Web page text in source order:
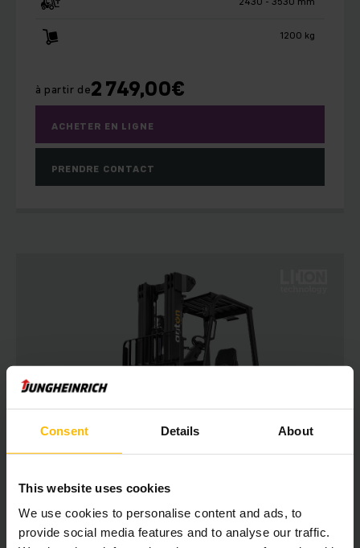
Consent Details About
This website uses cookies
We use cookies to personalise content and ads, to
provide social media features and to analyse our traffic.
1200 kg
à partir de €
2 749,00
ACHETER EN LIGNE
PRENDRE CONTACT
Chariot élévateur électrique 2 - 3,5
tonnes